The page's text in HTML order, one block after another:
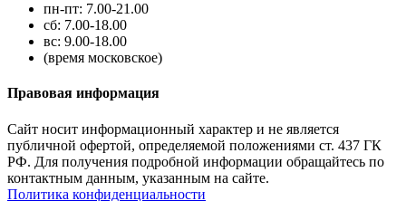
пн-пт: 7.00-21.00
сб: 7.00-18.00
вс: 9.00-18.00
(время московское)
Правовая информация
Сайт носит информационный характер и не является
публичной офертой, определяемой положениями ст. 437 ГК
РФ. Для получения подробной информации обращайтесь по
контактным данным, указанным на сайте.
Политика конфиденциальности